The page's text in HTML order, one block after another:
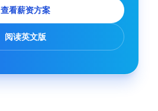
查看薪资方案
阅读英文版